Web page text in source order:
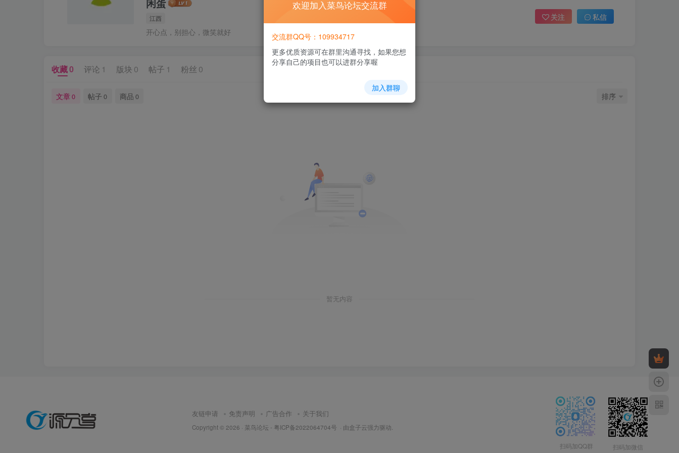
江西
开心点，别担心，微笑就好
关注 私信
收藏0 评论 1 版块 0 帖子 1 粉丝 0
文章0 帖子 0 商品 0 排序
暂无内容
友链申请 免责声明 广告合作 关于我们
Copyright © 2026 · 菜鸟论坛 - 粤ICP备2022064704号 · 由盒子云强力驱动.
扫码加QQ群 扫码加微信
欢迎加入菜鸟论坛交流群
交流群QQ号：109934717
更多优质资源可在群里沟通寻找，如果您想
分享自己的项目也可以进群分享喔
加入群聊